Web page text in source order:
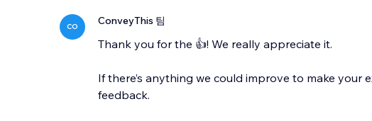
CO ConveyThis 팀
Thank you for the 👍! We really appreciate it.
If there’s anything we could improve to make your